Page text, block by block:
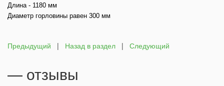
Длина - 1180 мм
Диаметр горловины равен 300 мм
Предыдущий | Назад в раздел | Следующий
— отзывы